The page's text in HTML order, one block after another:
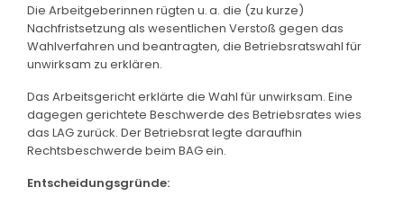
Die Arbeitgeberinnen rügten u. a. die (zu kurze)
Nachfristsetzung als wesentlichen Verstoß gegen das
Wahlverfahren und beantragten, die Betriebsratswahl für
unwirksam zu erklären.
Das Arbeitsgericht erklärte die Wahl für unwirksam. Eine
dagegen gerichtete Beschwerde des Betriebsrates wies
das LAG zurück. Der Betriebsrat legte daraufhin
Rechtsbeschwerde beim BAG ein.
Entscheidungsgründe: